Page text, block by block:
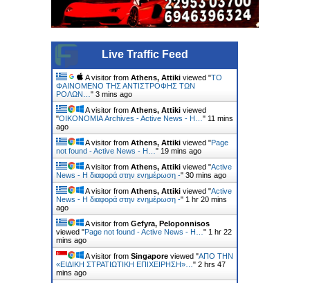
Live Traffic Feed
A visitor from Athens, Attiki viewed "ΤΟ
ΦΑΙΝΟΜΕΝΟ ΤΗΣ ΑΝΤΙΣΤΡΟΦΗΣ ΤΩΝ
ΡΟΛΩΝ… " 3 mins ago
A visitor from Athens, Attiki viewed
"ΟΙΚΟΝΟΜΙΑ Archives - Active News - Η… " 11 mins
ago
A visitor from Athens, Attiki viewed "Page
not found - Active News - Η… " 19 mins ago
A visitor from Athens, Attiki viewed "Active
News - Η διαφορά στην ενημέρωση -" 30 mins ago
A visitor from Athens, Attiki viewed "Active
News - Η διαφορά στην ενημέρωση -" 1 hr 20 mins
ago
A visitor from Gefyra, Peloponnisos
viewed "Page not found - Active News - Η… " 1 hr 22
mins ago
A visitor from Singapore viewed "ΑΠΟ ΤΗΝ
«ΕΙΔΙΚΗ ΣΤΡΑΤΙΩΤΙΚΗ ΕΠΙΧΕΙΡΗΣΗ»… " 2 hrs 47
mins ago